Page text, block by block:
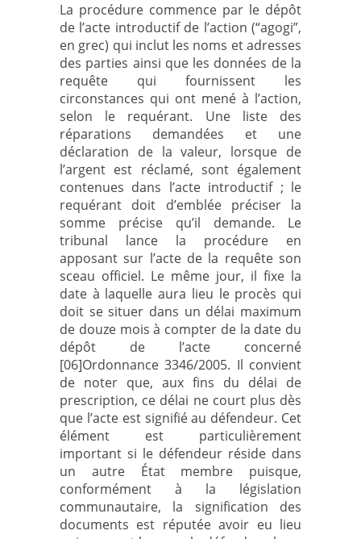
La procédure commence par le dépôt
de l’acte introductif de l’action (“agogi”,
en grec) qui inclut les noms et adresses
des parties ainsi que les données de la
requête qui fournissent les
circonstances qui ont mené à l’action,
selon le requérant. Une liste des
réparations demandées et une
déclaration de la valeur, lorsque de
l’argent est réclamé, sont également
contenues dans l’acte introductif ; le
requérant doit d’emblée préciser la
somme précise qu’il demande. Le
tribunal lance la procédure en
apposant sur l’acte de la requête son
sceau officiel. Le même jour, il fixe la
date à laquelle aura lieu le procès qui
doit se situer dans un délai maximum
de douze mois à compter de la date du
dépôt de l’acte concerné
[06]Ordonnance 3346/2005. Il convient
de noter que, aux fins du délai de
prescription, ce délai ne court plus dès
que l’acte est signifié au défendeur. Cet
élément est particulièrement
important si le défendeur réside dans
un autre État membre puisque,
conformément à la législation
communautaire, la signification des
documents est réputée avoir eu lieu